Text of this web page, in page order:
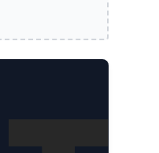
and Nvidia